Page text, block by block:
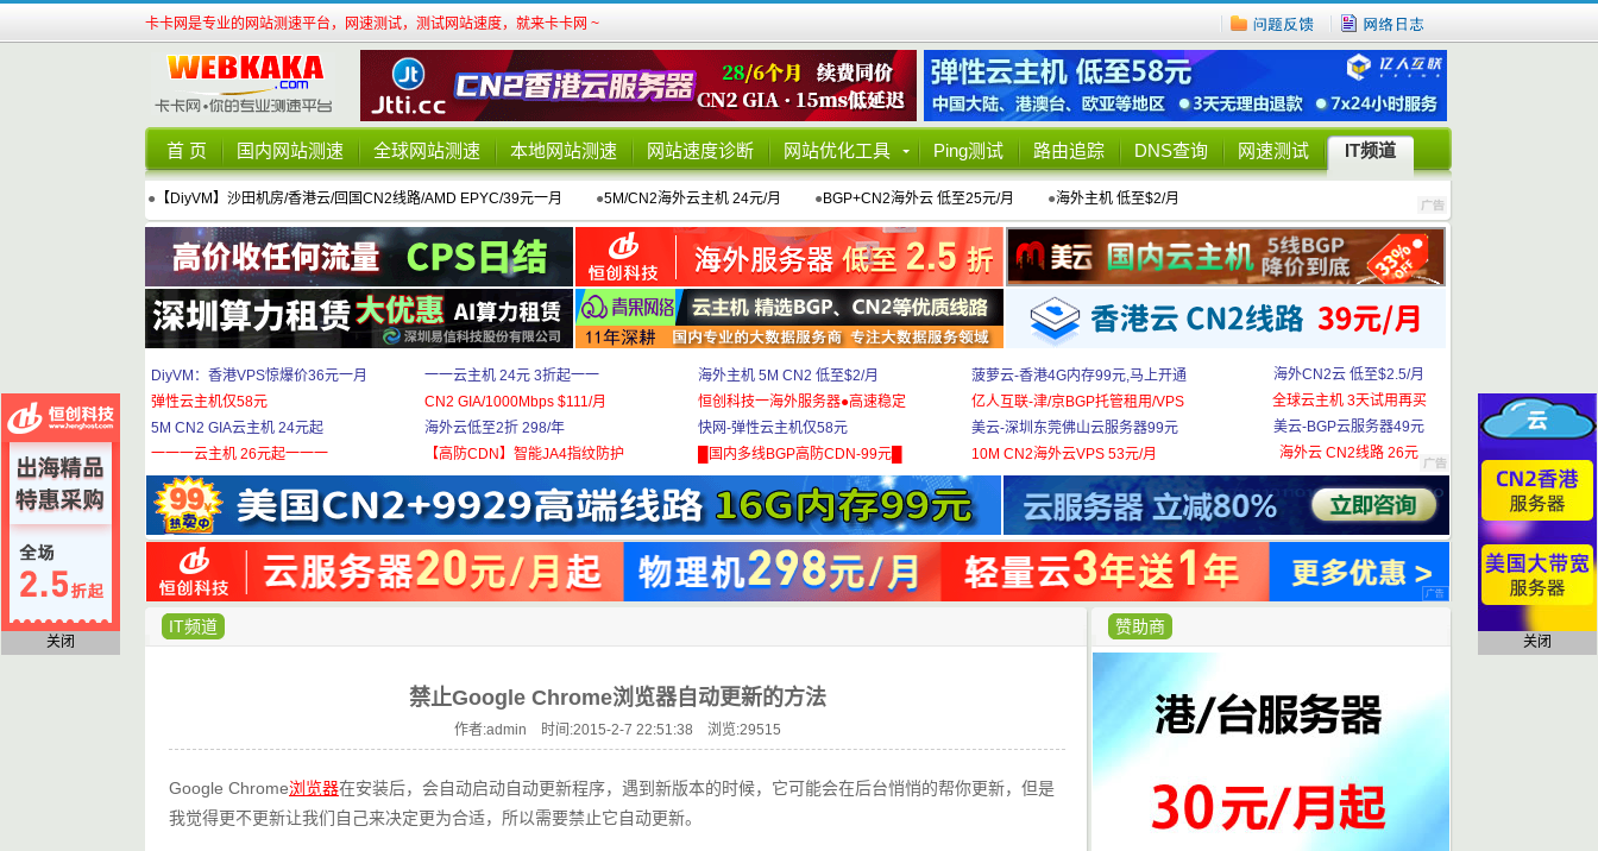
卡卡网是专业的网站测速平台，网速测试，测试网站速度，就来卡卡网 ~
首 页 国内网站测速 全球网站测速 本地网站测速 网站速度诊断 网站优化工具 Ping测试 路由追踪 DNS查询 网速测试 IT频道
● 【DiyVM】沙田机房/香港云/回国CN2线路/AMD EPYC/39元一月 ●5M/CN2海外云主机 24元/月 ●BGP+CN2海外云 低至25元/月 ●海外主机 低至$2/月
DiyVM：香港VPS惊爆价36元一月
弹性云主机仅58元
5M CN2 GIA云主机 24元起
一一一云主机 26元起一一一
一一云主机 24元 3折起一一
CN2 GIA/1000Mbps $111/月
海外云低至2折 298/年
【高防CDN】智能JA4指纹防护
海外主机 5M CN2 低至$2/月
恒创科技一海外服务器●高速稳定
快网-弹性云主机仅58元
█国内多线BGP高防CDN-99元█
菠萝云-香港4G内存99元,马上开通
亿人互联-津/京BGP托管租用/VPS
美云-深圳东莞佛山云服务器99元
10M CN2海外云VPS 53元/月
海外CN2云 低至$2.5/月
全球云主机 3天试用再买
美云-BGP云服务器49元
海外云 CN2线路 26元
赞助商
IT频道
禁止Google Chrome浏览器自动更新的方法
作者:admin 时间:2015-2-7 22:51:38 浏览:29515
Google Chrome浏览器在安装后，会自动启动自动更新程序，遇到新版本的时候，它可能会在后台悄悄的帮你更新，但是
我觉得更不更新让我们自己来决定更为合适，所以需要禁止它自动更新。
关闭 关闭